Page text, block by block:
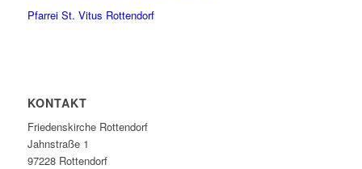
Pfarrei St. Vitus Rottendorf
KONTAKT
Friedenskirche Rottendorf
Jahnstraße 1
97228 Rottendorf